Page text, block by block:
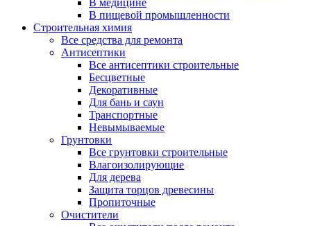
В медицине
В пищевой промышленности
Строительная химия
Все средства для ремонта
Антисептики
Все антисептики строительные
Бесцветные
Декоративные
Для бань и саун
Транспортные
Невымываемые
Грунтовки
Все грунтовки строительные
Влагоизолирующие
Для дерева
Защита торцов древесины
Пропиточные
Очистители